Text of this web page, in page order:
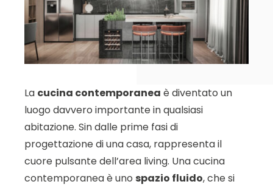
La cucina contemporanea è diventato un
luogo davvero importante in qualsiasi
abitazione. Sin dalle prime fasi di
progettazione di una casa, rappresenta il
cuore pulsante dell’area living. Una cucina
contemporanea è uno spazio fluido, che si